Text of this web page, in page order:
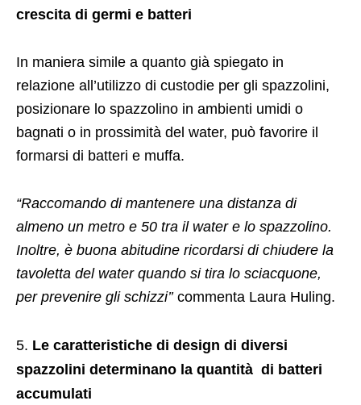
crescita di germi e batteri
In maniera simile a quanto già spiegato in
relazione all’utilizzo di custodie per gli spazzolini,
posizionare lo spazzolino in ambienti umidi o
bagnati o in prossimità del water, può favorire il
formarsi di batteri e muffa.
“Raccomando di mantenere una distanza di
almeno un metro e 50 tra il water e lo spazzolino.
Inoltre, è buona abitudine ricordarsi di chiudere la
tavoletta del water quando si tira lo sciacquone,
per prevenire gli schizzi’’ commenta Laura Huling.
Le caratteristiche di design di diversi
spazzolini determinano la quantità di batteri
accumulati